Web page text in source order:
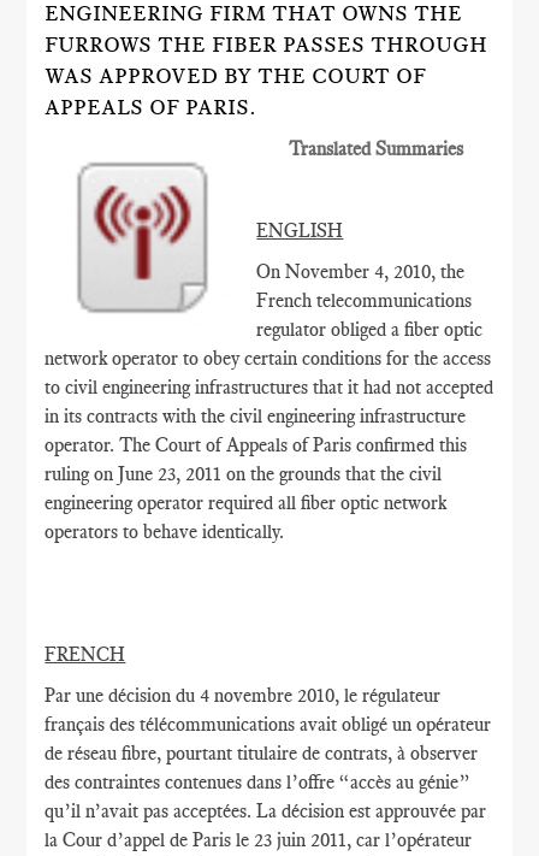
ENGINEERING FIRM THAT OWNS THE
FURROWS THE FIBER PASSES THROUGH
WAS APPROVED BY THE COURT OF
APPEALS OF PARIS.
Translated Summaries
ENGLISH
On November 4, 2010, the
French telecommunications
regulator obliged a fiber optic
network operator to obey certain conditions for the access
to civil engineering infrastructures that it had not accepted
in its contracts with the civil engineering infrastructure
operator. The Court of Appeals of Paris confirmed this
ruling on June 23, 2011 on the grounds that the civil
engineering operator required all fiber optic network
operators to behave identically.
FRENCH
Par une décision du 4 novembre 2010, le régulateur
français des télécommunications avait obligé un opérateur
de réseau fibre, pourtant titulaire de contrats, à observer
des contraintes contenues dans l’offre “accès au génie”
qu’il n’avait pas acceptées. La décision est approuvée par
la Cour d’appel de Paris le 23 juin 2011, car l’opérateur